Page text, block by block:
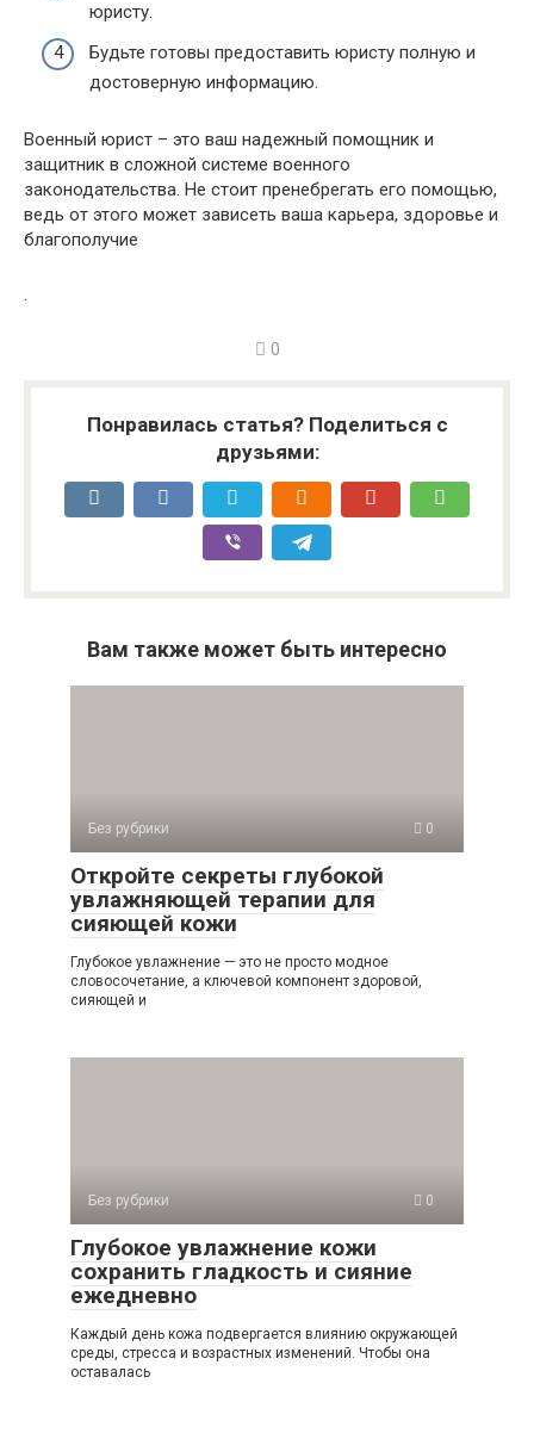
юристу.
Будьте готовы предоставить юристу полную и
достоверную информацию.
Военный юрист – это ваш надежный помощник и
защитник в сложной системе военного
законодательства. Не стоит пренебрегать его помощью,
ведь от этого может зависеть ваша карьера, здоровье и
благополучие
0
Понравилась статья? Поделиться с
друзьями:
Вам также может быть интересно
Без рубрики 0
Откройте секреты глубокой
увлажняющей терапии для
сияющей кожи
Глубокое увлажнение — это не просто модное
словосочетание, а ключевой компонент здоровой,
сияющей и
Без рубрики 0
Глубокое увлажнение кожи
сохранить гладкость и сияние
ежедневно
Каждый день кожа подвергается влиянию окружающей
среды, стресса и возрастных изменений. Чтобы она
оставалась